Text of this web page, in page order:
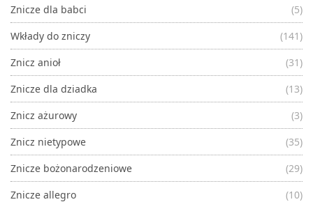
Znicze dla babci
(5)
Wkłady do zniczy
(141)
Znicz anioł
(31)
Znicze dla dziadka
(13)
Znicz ażurowy
(3)
Znicz nietypowe
(35)
Znicze bożonarodzeniowe
(29)
Znicze allegro
(10)